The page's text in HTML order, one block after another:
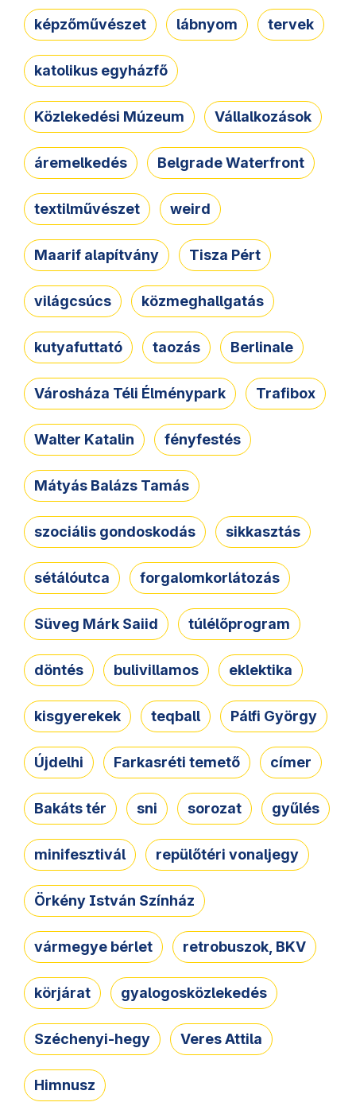
képzőművészet lábnyom tervek
katolikus egyházfő
Közlekedési Múzeum Vállalkozások
áremelkedés Belgrade Waterfront
textilművészet weird
Maarif alapítvány Tisza Pért
világcsúcs közmeghallgatás
kutyafuttató taozás Berlinale
Városháza Téli Élménypark Trafibox
Walter Katalin fényfestés
Mátyás Balázs Tamás
szociális gondoskodás sikkasztás
sétálóutca forgalomkorlátozás
Süveg Márk Saiid túlélőprogram
döntés bulivillamos eklektika
kisgyerekek teqball Pálfi György
Újdelhi Farkasréti temető címer
Bakáts tér sni sorozat gyűlés
minifesztivál repülőtéri vonaljegy
Örkény István Színház
vármegye bérlet retrobuszok, BKV
körjárat gyalogosközlekedés
Széchenyi-hegy Veres Attila
Himnusz